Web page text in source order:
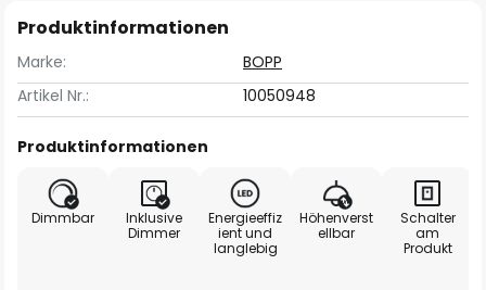
Produktinformationen
Marke:
BOPP
Artikel Nr.:
10050948
Produktinformationen
Dimmbar
Inklusive
Dimmer
Energieeffiz
ient und
langlebig
Höhenverst
ellbar
Schalter
am
Produkt